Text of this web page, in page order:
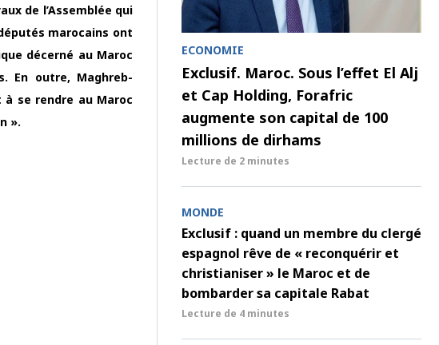
de l’Assemblée qui
marocains ont
décerné au Maroc
En outre, Maghreb-
se rendre au Maroc
».
ECONOMIE
Exclusif. Maroc. Sous l’effet El Alj
et Cap Holding, Forafric
augmente son capital de 100
millions de dirhams
Lecture de 2 minutes
MONDE
Exclusif : quand un membre du clergé
espagnol rêve de « reconquérir et
christianiser » le Maroc et de
bombarder sa capitale Rabat
Lecture de 4 minutes